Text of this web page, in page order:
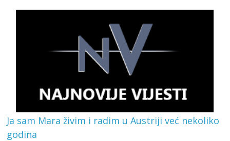
Ja sam Mara živim i radim u Austriji već nekoliko
godina